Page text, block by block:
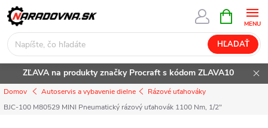
Prejsť
na
obsah
HĽADAŤ
KOŠÍK
ZĽAVA na produkty značky Procraft s kódom ZLAVA10
Domov Autoservis a vybavenie dielne
Rázové uťahováky
BJC-100 M80529 MINI Pneumatický rázový uťahovák 1100 Nm, 1/2"